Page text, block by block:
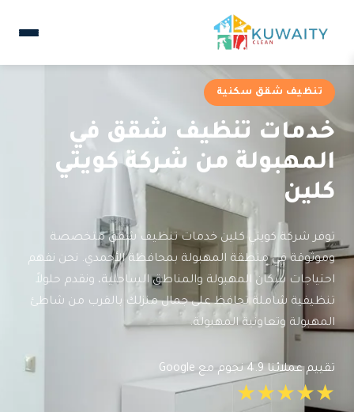
تنظيف شقق سكنية
خدمات تنظيف شقق في
المهبولة من شركة كويتي
كلين
توفر شركة كويتي كلين خدمات تنظيف شقق متخصصة
وموثوقة في منطقة المهبولة بمحافظة الأحمدي. نحن نفهم
احتياجات سكان المهبولة والمناطق الساحلية، ونقدم حلولاً
تنظيفية شاملة تحافظ على جمال منزلك بالقرب من شاطئ
المهبولة وتعاونية المهبولة.
تقييم عملائنا 4.9 نجوم مع Google
★★★★★